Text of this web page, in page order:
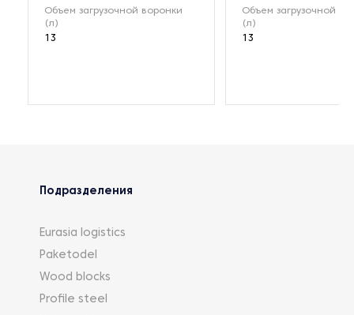
Объем загрузочной воронки
(л)
13
Объем загрузочной
(л)
13
Подразделения
Eurasia logistics
Paketodel
Wood blocks
Profile steel